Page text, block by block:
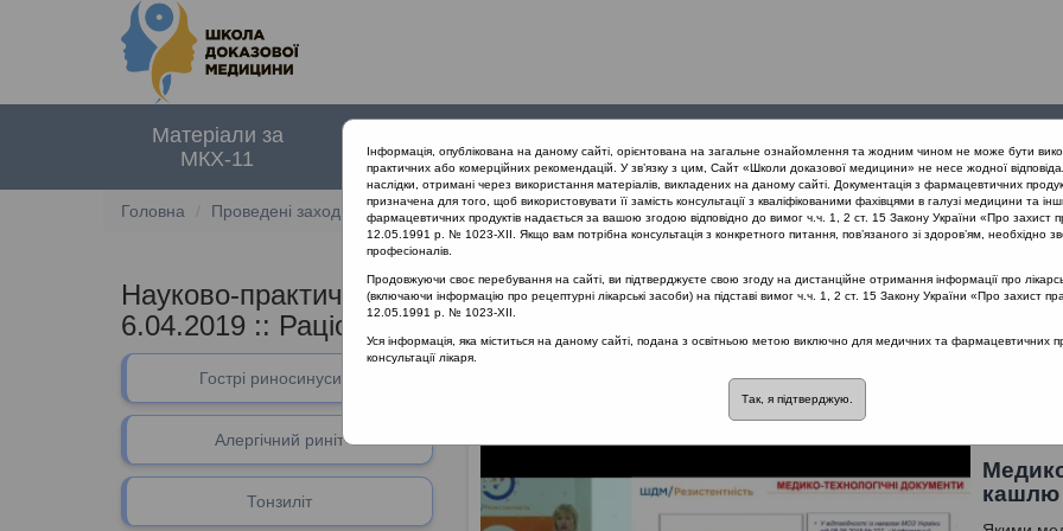
Матеріали за
МКХ-11
документи
заходи
проекту
Головна Проведені заходи Науково-практична конференція «Раціональне лікування VS. Раціональна АБ
Науково-практична конференція «Раціональне лікування VS.
6.04.2019 :: Раціональна антибіотикотерапія
Гострі риносинусити
Алергічний риніт
Тонзиліт
кашлю
Інформація, опублікована на даному сайті, орієнтована на загальне ознайомлення та жодним чином не може бути
практичних або комерційних рекомендацій. У зв’язку з цим, Сайт «Школи доказової медицини» не несе жодної
наслідки, отримані через використання матеріалів, викладених на даному сайті. Документація з фармацевтичних
призначена для того, щоб використовувати її замість консультації з кваліфікованими фахівцями в галузі медицини та
фармацевтичних продуктів надається за вашою згодою відповідно до вимог ч.ч. 1, 2 ст. 15 Закону України «Про захист
12.05.1991 р. № 1023-XII. Якщо вам потрібна консультація з конкретного питання, пов’язаного зі здоров’ям, необхідно
професіоналів.
Продовжуючи своє перебування на сайті, ви підтверджуєте свою згоду на дистанційне отримання інформації про
(включаючи інформацію про рецептурні лікарські засоби) на підставі вимог ч.ч. 1, 2 ст. 15 Закону України «Про захист
12.05.1991 р. № 1023-XII.
Уся інформація, яка міститься на даному сайті, подана з освітньою метою виключно для медичних та фармацевтичних
консультації лікаря.
Так, я підтверджую.